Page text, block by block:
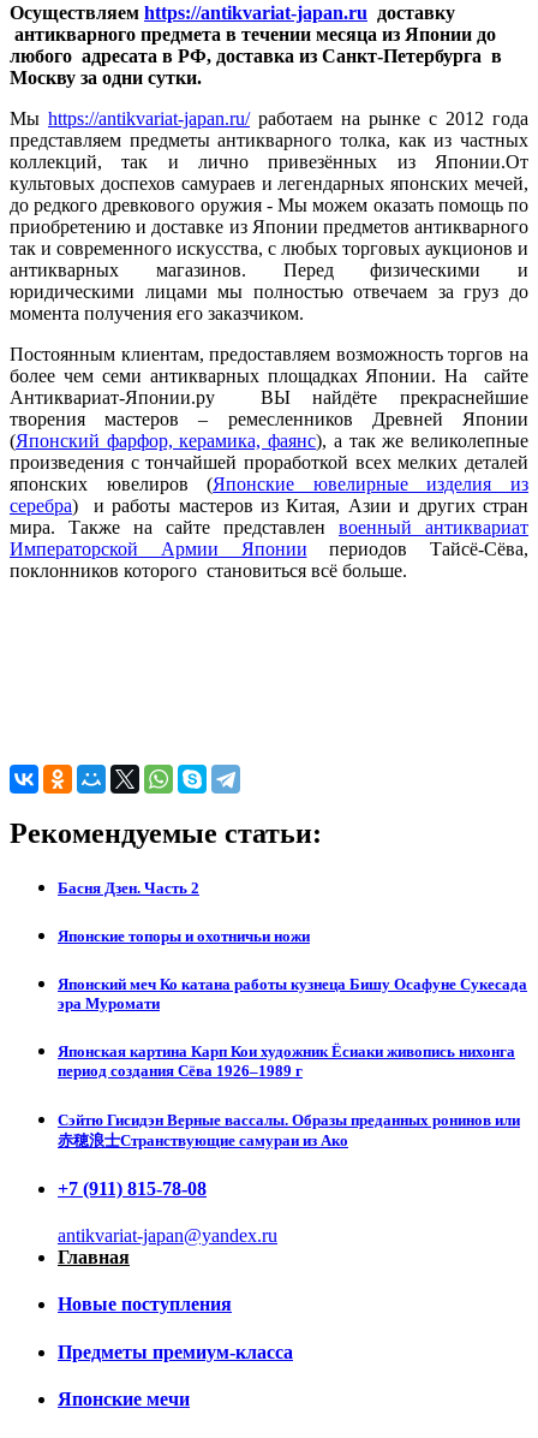
Осуществляем https://antikvariat-japan.ru доставку
антикварного предмета в течении месяца из Японии до
любого адресата в РФ, доставка из Санкт-Петербурга в
Москву за одни сутки.
Мы https://antikvariat-japan.ru/работаем на рынке с 2012 года
представляем предметы антикварного толка, как из частных
коллекций, так и лично привезённых из Японии.От
культовых доспехов самураев и легендарных японских мечей,
до редкого древкового оружия - Мы можем оказать помощь по
приобретению и доставке из Японии предметов антикварного
так и современного искусства, с любых торговых аукционов и
антикварных магазинов. Перед физическими и
юридическими лицами мы полностью отвечаем за груз до
момента получения его заказчиком.
Постоянным клиентам, предоставляем возможность торгов на
более чем семи антикварных площадках Японии. На сайте
Антиквариат-Японии.ру ВЫ найдёте прекраснейшие
творения мастеров – ремесленников Древней Японии
(Японский фарфор, керамика, фаянс), а так же великолепные
произведения с тончайшей проработкой всех мелких деталей
японских ювелиров (Японские ювелирные изделия из
серебра) и работы мастеров из Китая, Азии и других стран
мира. Также на сайте представлен военный антиквариат
Императорской Армии Японии периодов Тайсё-Сёва,
поклонников которого становиться всё больше.
Рекомендуемые статьи:
Басня Дзен. Часть 2
Японские топоры и охотничьи ножи
Японский меч Ко катана работы кузнеца Бишу Осафуне Сукесада
эра Муромати
Японская картина Карп Кои художник Ёсиаки живопись нихонга
период создания Сёва 1926–1989 г
Сэйтю Гисидэн Верные вассалы. Образы преданных ронинов или
赤穂浪士Странствующие самураи из Ако
+7 (911) 815-78-08
antikvariat-japan@yandex.ru
Главная
Новые поступления
Предметы премиум-класса
Японские мечи